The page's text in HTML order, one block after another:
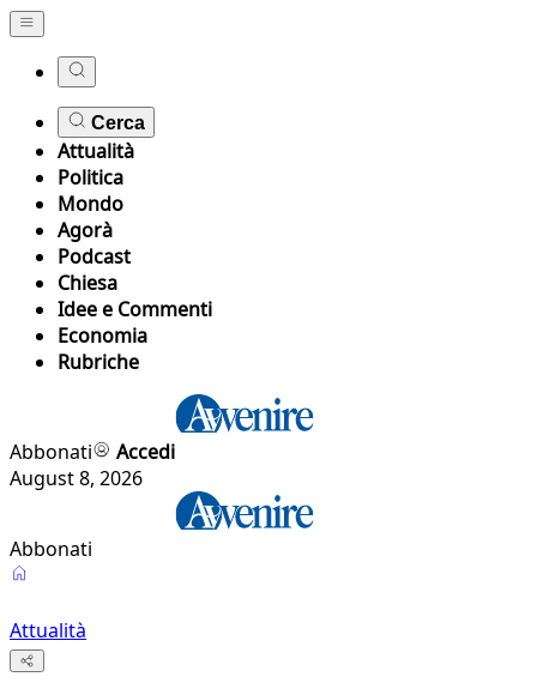
Cerca
Attualità
Politica
Mondo
Agorà
Podcast
Chiesa
Idee e Commenti
Economia
Rubriche
Abbonati
Accedi
August 8, 2026
Abbonati
Attualità